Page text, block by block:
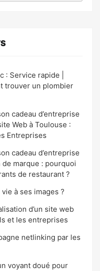
: Service rapide |
trouver un plombier
cadeau d’entreprise
Web à Toulouse :
Entreprises
cadeau d’entreprise
de marque : pourquoi
de restaurant ?
à ses images ?
d’un site web
et les entreprises
netlinking par les
voyant doué pour